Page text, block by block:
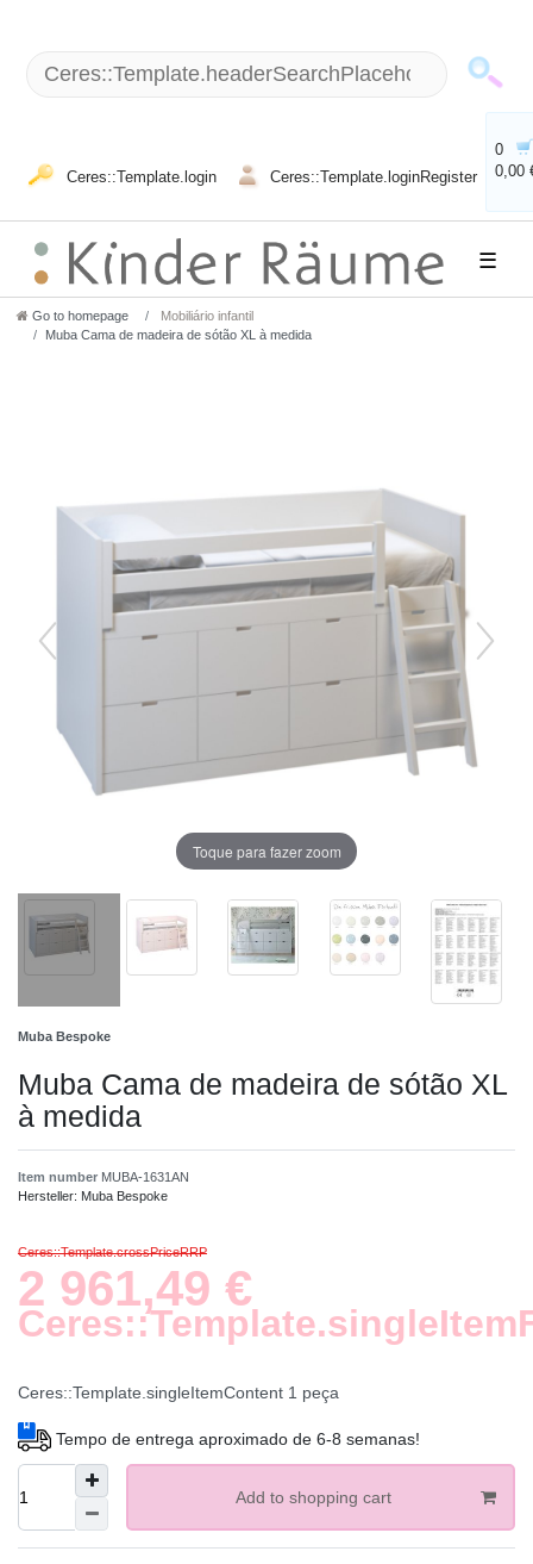
Ceres::Template.login Ceres::Template.loginRegister
0
0,00
☰
Go to homepage
Mobiliário infantil
Muba Cama de madeira de sótão XL à medida
Toque para fazer zoom
Muba Bespoke
Muba Cama de madeira de sótão XL
à medida
Item number MUBA-1631AN
Hersteller: Muba Bespoke
Ceres::Template.crossPriceRRP
2 961,49 €
Ceres::Template.singleItemContent 1 peça
Tempo de entrega aproximado de 6-8 semanas!
Add to shopping cart